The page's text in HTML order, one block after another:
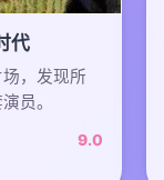
代
，发现所
员。
9.0